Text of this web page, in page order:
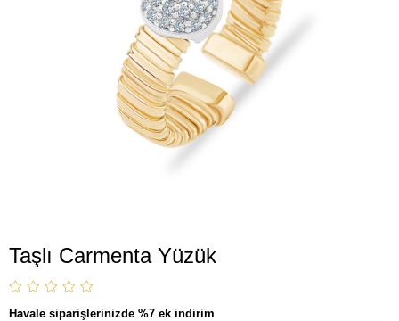
Taşlı Carmenta Yüzük
Havale siparişlerinizde %7 ek indirim